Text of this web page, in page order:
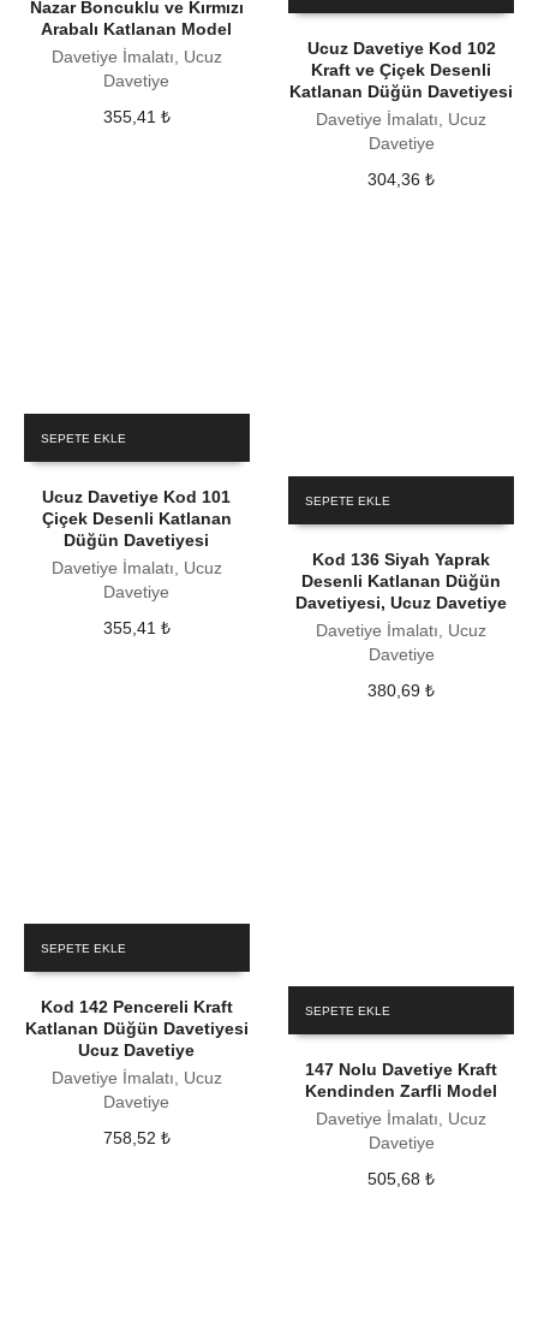
Nazar Boncuklu ve Kırmızı
Arabalı Katlanan Model
Davetiye İmalatı, Ucuz
Davetiye
355,41 ₺
Ucuz Davetiye Kod 102
Kraft ve Çiçek Desenli
Katlanan Düğün Davetiyesi
Davetiye İmalatı, Ucuz
Davetiye
304,36₺
SEPETE EKLE
Ucuz Davetiye Kod 101
Çiçek Desenli Katlanan
Düğün Davetiyesi
Davetiye İmalatı, Ucuz
Davetiye
355,41 ₺
SEPETE EKLE
Kod 136 Siyah Yaprak
Desenli Katlanan Düğün
Davetiyesi, Ucuz Davetiye
Davetiye İmalatı, Ucuz
Davetiye
380,69₺
SEPETE EKLE
Kod 142 Pencereli Kraft
Katlanan Düğün Davetiyesi
Ucuz Davetiye
Davetiye İmalatı, Ucuz
Davetiye
758,52 ₺
SEPETE EKLE
147 Nolu Davetiye Kraft
Kendinden Zarfli Model
Davetiye İmalatı, Ucuz
Davetiye
505,68₺